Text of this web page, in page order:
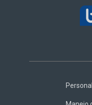
Footer